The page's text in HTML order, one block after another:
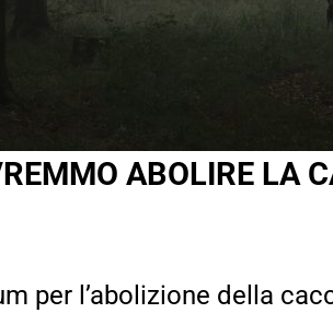
ABOLIRE LA
per l’abolizione della